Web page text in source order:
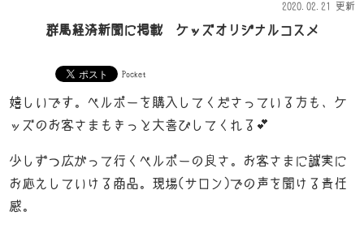
Original cosme
-低GI食品-
-お知らせ-
K’Z diary
2020.02.21 更新
群馬経済新聞に掲載 ケッズオリジナルコスメ
Pocket
嬉しいです。ベルポーを購入してくださっている方も、ケ
ッズのお客さまもきっと大喜びしてくれる💕
少しずつ広がって行くベルポーの良さ。お客さまに誠実に
お応えしていける商品。現場(サロン)での声を聞ける責任
感。